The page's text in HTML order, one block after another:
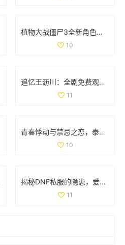
植物大战僵尸3全新角色揭秘 異次元之旅精彩不断
10
追忆王沥川：全剧免费观看引发网友热议与情感共鸣
11
青春悸动与禁忌之恋，泰剧《上瘾》探索爱与欲的复杂关系
10
揭秘DNF私服的隐患，爱玩游戏的你该警惕哪些问题
11